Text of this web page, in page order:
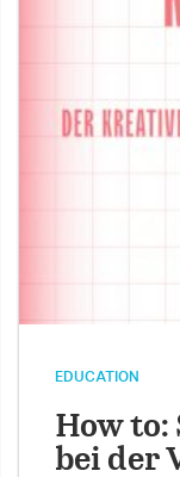
EDUCATION
How to:
bei der